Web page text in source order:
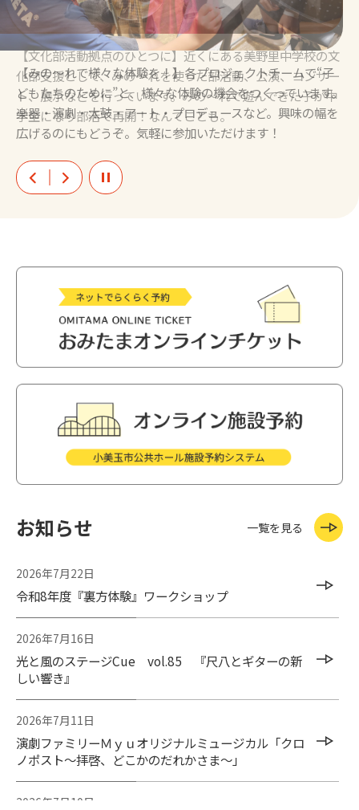
【みの～れで様々な体験を！】各プロジェクトチームで“子
どもたちのために”と、様々な体験の機会をつくっています。
楽器・演劇・太鼓・アート・プロデュースなど。興味の幅を
広げるのにもどうぞ。気軽に参加いただけます！
【文化部活動拠点のひとつに】近くにある美野里中学校の文
化部支援として、みの～れを使った部活動、公演、コンサー
ト、展示などを行っています。みの～れで遊んできた子が中
学生になり部活で再開！なんてことも。
お知らせ 一覧を見る
2026年7月22日
令和8年度『裏方体験』ワークショップ
2026年7月16日
光と風のステージCue vol.85 『尺八とギターの新
しい響き』
2026年7月11日
演劇ファミリーＭｙｕオリジナルミュージカル「クロ
ノポスト～拝啓、どこかのだれかさま～」
2026年7月10日